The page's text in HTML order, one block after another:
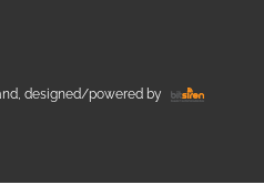
designed/powered by